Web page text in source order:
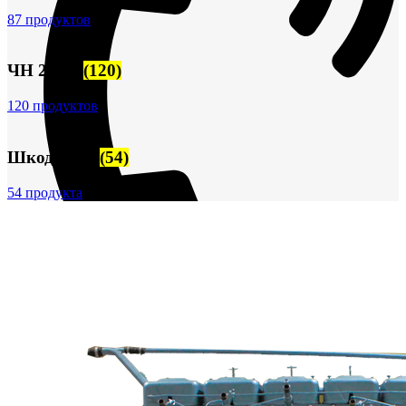
87 продуктов
ЧН 25/34 (120)
120 продуктов
Шкода-275 (54)
54 продукта